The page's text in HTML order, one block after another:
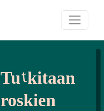
Tutkitaan
roskien